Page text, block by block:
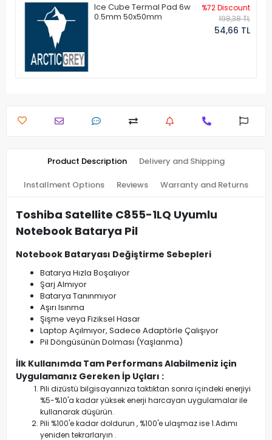
Ice Cube Termal Pad 6w
0.5mm 50x50mm
%72 Discount
198,38 TL
54,66 TL
Product Description Delivery and Shipping
Installment Options Reviews Warranty and Returns
Toshiba Satellite C855-1LQ Uyumlu
Notebook Batarya Pil
Notebook Bataryası Değiştirme Sebepleri
Batarya Hızla Boşalıyor
Şarj Almıyor
Batarya Tanınmıyor
Aşırı Isınma
Şişme veya Fiziksel Hasar
Laptop Açılmıyor, Sadece Adaptörle Çalışıyor
Pil Döngüsünün Dolması (Yaşlanma)
İlk Kullanımda Tam Performans Alabilmeniz için
Uygulamanız Gereken İp Uçları :
Pili dizüstü bilgisayarınıza taktıktan sonra içindeki enerjiyi
%5-%10'a kadar yüksek enerji harcayan uygulamalar ile
kullanarak düşürün.
Pili %100'e kadar doldurun , %100'e ulaşmaz ise 1.Adımı
yeniden tekrarlaryın .